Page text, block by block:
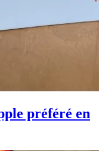
préféré en